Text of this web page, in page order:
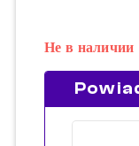
Не в наличии